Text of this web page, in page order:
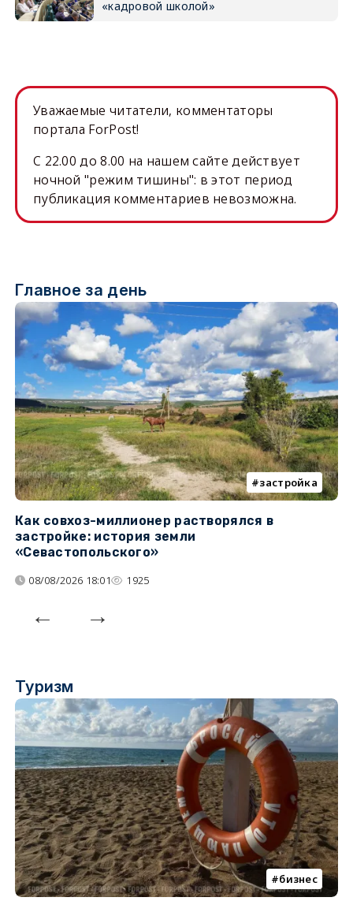
«кадровой школой»
Уважаемые читатели, комментаторы
портала ForPost!
C 22.00 до 8.00 на нашем сайте действует
ночной "режим тишины": в этот период
публикация комментариев невозможна.
Главное за день
застройка
Как совхоз-миллионер растворялся в
застройке: история земли
«Севастопольского»
08/08/2026 18:01 1925
Туризм
бизнес